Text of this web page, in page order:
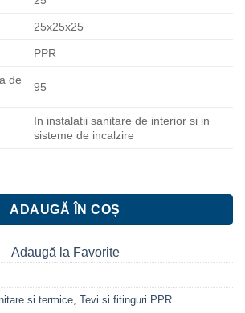
25x25x25
PPR
de
95
In instalatii sanitare de interior si in
sisteme de incalzire
alb, 25 mm
ADAUGĂ ÎN COȘ
Adaugă la Favorite
si termice Tevi si fitinguri PPR